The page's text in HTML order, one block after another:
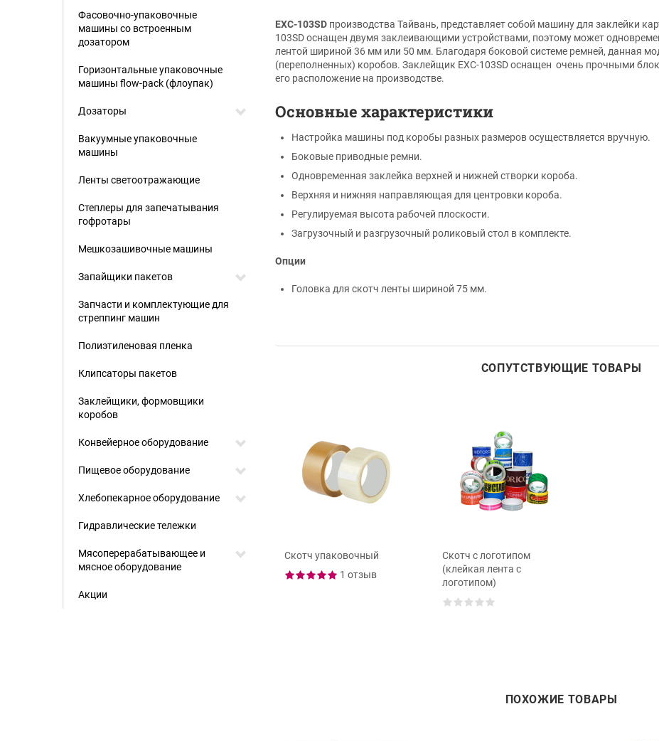
EXC-103SD производства Тайвань, представляет собой машину для заклейки
103SD оснащен двумя заклеивающими устройствами, поэтому может
лентой шириной 36 мм или 50 мм. Благодаря боковой системе ремней, данная
(переполненных) коробов. Заклейщик EXC-103SD оснащен очень прочными
его расположение на производстве.
Основные характеристики
Настройка машины под коробы разных размеров осуществляется вручную.
Боковые приводные ремни.
Одновременная заклейка верхней и нижней створки короба.
Верхняя и нижняя направляющая для центровки короба.
Регулируемая высота рабочей плоскости.
Загрузочный и разгрузочный роликовый стол в комплекте.
Опции
Головка для скотч ленты шириной 75 мм.
СОПУТСТВУЮЩИЕ ТОВАРЫ
Скотч упаковочный
1 отзыв
Скотч с логотипом
(клейкая лента с
логотипом)
ПОХОЖИЕ ТОВАРЫ
Фасовочно-упаковочные
машины со встроенным
дозатором
Горизонтальные упаковочные
машины flow-pack (флоупак)
Дозаторы
Вакуумные упаковочные
машины
Ленты светоотражающие
Степлеры для запечатывания
гофротары
Мешкозашивочные машины
Запайщики пакетов
Запчасти и комплектующие для
стреппинг машин
Полиэтиленовая пленка
Клипсаторы пакетов
Заклейщики, формовщики
коробов
Конвейерное оборудование
Пищевое оборудование
Хлебопекарное оборудование
Гидравлические тележки
Мясоперерабатывающее и
мясное оборудование
Акции